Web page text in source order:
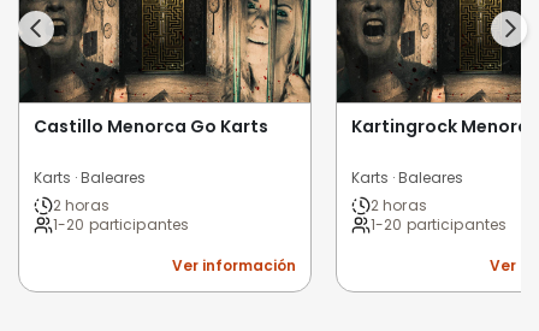
Castillo Menorca Go Karts
Karts · Baleares
2 horas
1-20 participantes
Ver información
Kartingrock
Karts · Baleares
2 horas
1-20 participantes
Ver